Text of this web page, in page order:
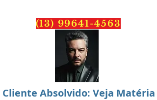
(13) 99641-4563
Cliente Absolvido: Veja Matéria